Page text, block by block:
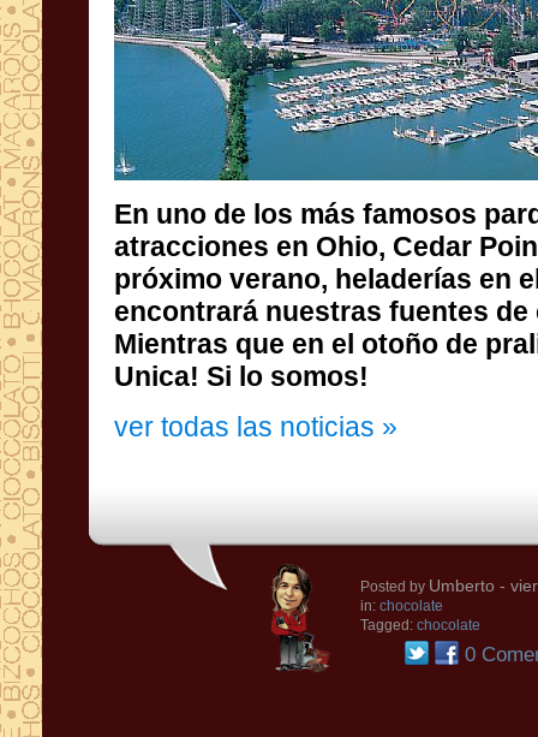
En uno de los más famosos
atracciones en Ohio, Cedar
próximo verano, heladerías en
encontrará nuestras fuentes de
Mientras que en el otoño de
Unica! Si lo somos!
ver todas las noticias »
Posted by Umberto -
in: chocolate
Tagged: chocolate
0